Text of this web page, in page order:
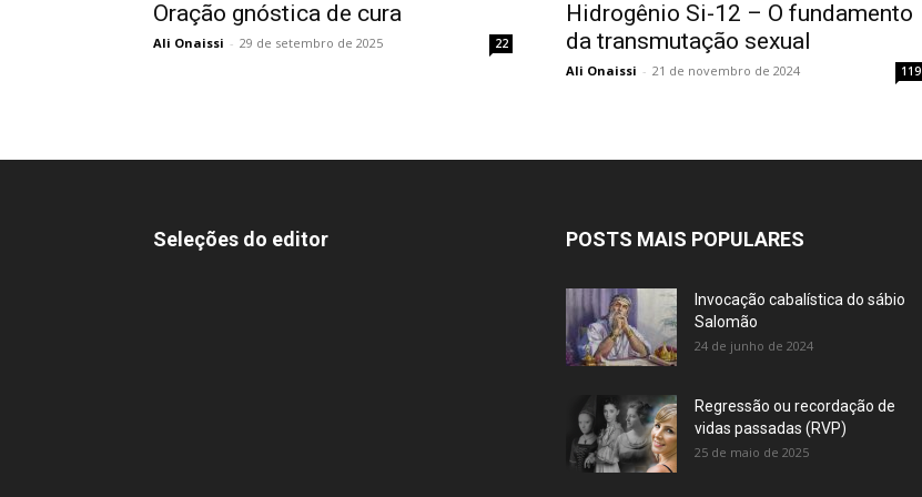
Oração gnóstica de cura
Ali Onaissi - 29 de setembro de 2025 22
Hidrogênio Si-12 – O fundamento
da transmutação sexual
Ali Onaissi - 21 de novembro de 2024 119
Seleções do editor POSTS MAIS POPULARES
Invocação cabalística do sábio
Salomão
24 de junho de 2024
Regressão ou recordação de
vidas passadas (RVP)
25 de maio de 2025